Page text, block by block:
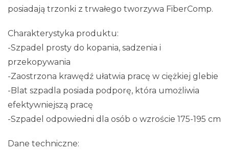
posiadają trzonki z trwałego tworzywa FiberComp.
Charakterystyka produktu:
-Szpadel prosty do kopania, sadzenia i
przekopywania
-Zaostrzona krawędź ułatwia pracę w ciężkiej glebie
-Blat szpadla posiada podporę, która umożliwia
efektywniejszą pracę
-Szpadel odpowiedni dla osób o wzroście 175-195 cm
Dane techniczne: